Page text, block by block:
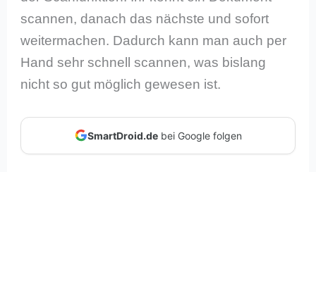
scannen, danach das nächste und sofort
weitermachen. Dadurch kann man auch per
Hand sehr schnell scannen, was bislang
nicht so gut möglich gewesen ist.
SmartDroid.debei Google folgen